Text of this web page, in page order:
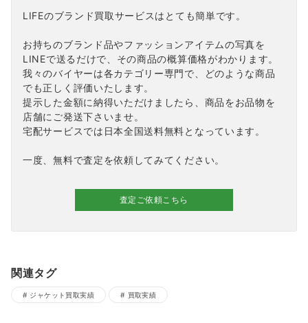
LIFEのブランド買取サービスはとても簡単です。
お持ちのブランド品やファッションアイテムの写真を
LINEで送るだけで、その商品の概算価格がわかります。
我々のバイヤーは各カテゴリー専門で、どのような商品
でも正しく評価いたします。
提示した金額に納得いただけましたら、商品をお品物を
店舗にご発送下さいませ。
宅配サービスでは日本全国送料無料となっています。
一度、無料で査定を依頼してみてください。
査定ご依頼こちら
関連タグ
ジャケット買取実績 買取実績